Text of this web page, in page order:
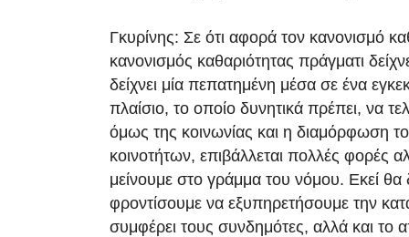
Γκυρίνης: Σε ότι αφορά τον κανονισμό
κανονισμός καθαριότητας πράγματι
δείχνει μία πεπατημένη μέσα σε ένα
πλαίσιο, το οποίο δυνητικά πρέπει, να
όμως της κοινωνίας και η διαμόρφωση
κοινοτήτων, επιβάλλεται πολλές φορές
μείνουμε στο γράμμα του νόμου. Εκεί θα
φροντίσουμε να εξυπηρετήσουμε την
συμφέρει τους συνδημότες, αλλά και το